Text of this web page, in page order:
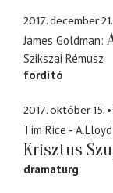
2017. december 21.
James Goldman
Szikszai Rémusz
fordító
2017. október 15.
Tim Rice -
Krisztus
dramaturg